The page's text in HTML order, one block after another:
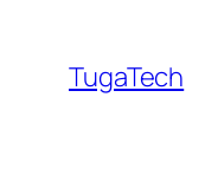
TugaTech